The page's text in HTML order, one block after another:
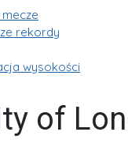
rekordy
wysokości
of